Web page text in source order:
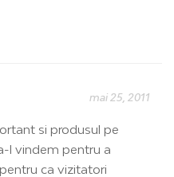
mai 25, 2011
si produsul pe
l vindem pentru a
ca vizitatori